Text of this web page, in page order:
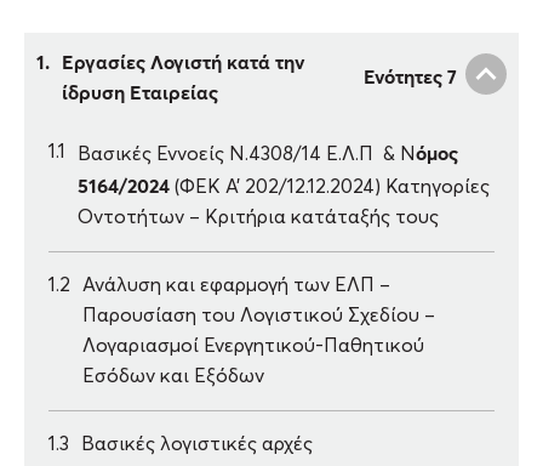
1. Εργασίες Λογιστή κατά την
ίδρυση Εταιρείας
Ενότητες 7
1.1 Βασικές Εννοείς Ν.4308/14 Ε.Λ.Π & Νόμος
5164/2024 (ΦΕΚ Α’ 202/12.12.2024) Κατηγορίες
Οντοτήτων – Κριτήρια κατάταξής τους
1.2
Ανάλυση και εφαρμογή των ΕΛΠ –
Παρουσίαση του Λογιστικού Σχεδίου –
Λογαριασμοί Ενεργητικού-Παθητικού
Εσόδων και Εξόδων
1.3 Βασικές λογιστικές αρχές